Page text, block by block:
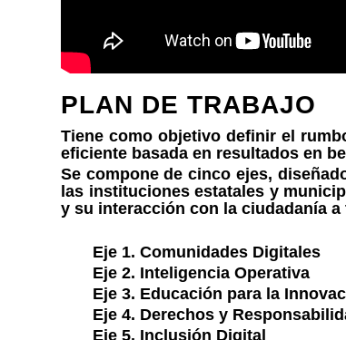
PLAN DE TRABAJO
Tiene como objetivo definir el
eficiente basada en resultados en
Se compone de cinco ejes,
las instituciones estatales y
y su interacción con la ciudadanía a
Eje 1. Comunidades Digitales
Eje 2. Inteligencia Operativa
Eje 3. Educación para la
Eje 4. Derechos y
Eje 5. Inclusión Digital